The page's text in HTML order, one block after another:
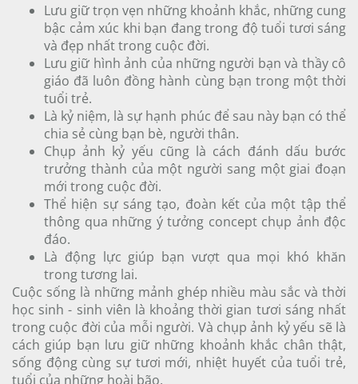
Lưu giữ trọn vẹn những khoảnh khắc, những cung
bậc cảm xúc khi bạn đang trong độ tuổi tươi sáng
và đẹp nhất trong cuộc đời.
Lưu giữ hình ảnh của những người bạn và thầy cô
giáo đã luôn đồng hành cùng bạn trong một thời
tuổi trẻ.
Là kỷ niệm, là sự hạnh phúc để sau này bạn có thể
chia sẻ cùng bạn bè, người thân.
Chụp ảnh kỷ yếu cũng là cách đánh dấu bước
trưởng thành của một người sang một giai đoạn
mới trong cuộc đời.
Thể hiện sự sáng tạo, đoàn kết của một tập thể
thông qua những ý tưởng concept chụp ảnh độc
đáo.
Là động lực giúp bạn vượt qua mọi khó khăn
trong tương lai.
Cuộc sống là những mảnh ghép nhiều màu sắc và thời
học sinh - sinh viên là khoảng thời gian tươi sáng nhất
trong cuộc đời của mỗi người. Và chụp ảnh kỷ yếu sẽ là
cách giúp bạn lưu giữ những khoảnh khắc chân thật,
sống động cùng sự tươi mới, nhiệt huyết của tuổi trẻ,
tuổi của những hoài bão.